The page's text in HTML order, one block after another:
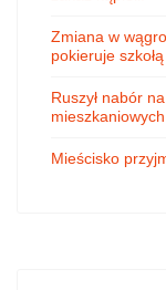
Zmiana w
pokieruje szkołą
Ruszył nabór
mieszkaniowych
Mieścisko